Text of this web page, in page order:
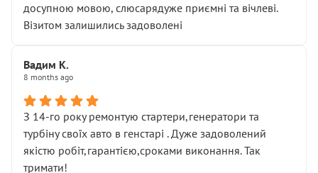
досупною мовою, слюсарядуже приємні та вічлеві.
Візитом залишились задоволені
Вадим К.
8 months ago
З 14-го року ремонтую стартери,генератори та
турбіну своїх авто в генстарі . Дуже задоволений
якістю робіт,гарантією,сроками виконання. Так
тримати!